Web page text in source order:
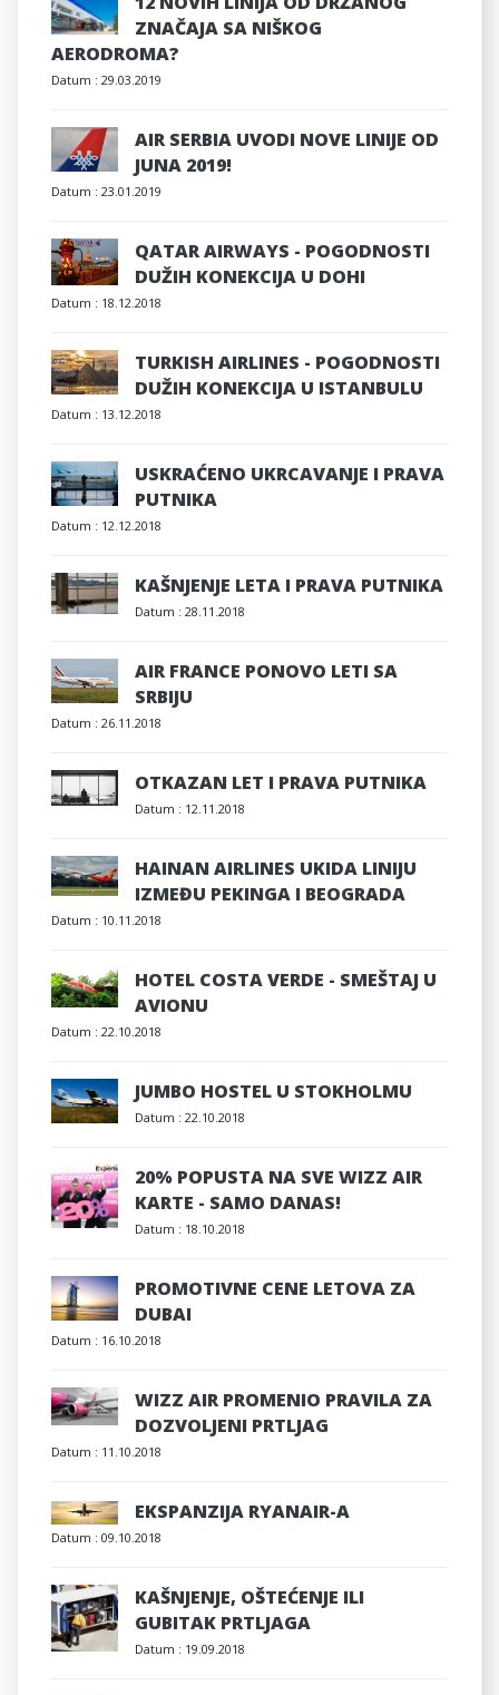
ZNAČAJA SA NIŠKOG
AERODROMA?
Datum : 29.03.2019
AIR SERBIA UVODI NOVE LINIJE OD
JUNA 2019!
Datum : 23.01.2019
QATAR AIRWAYS - POGODNOSTI
DUŽIH KONEKCIJA U DOHI
Datum : 18.12.2018
TURKISH AIRLINES - POGODNOSTI
DUŽIH KONEKCIJA U ISTANBULU
Datum : 13.12.2018
USKRAĆENO UKRCAVANJE I PRAVA
PUTNIKA
Datum : 12.12.2018
KAŠNJENJE LETA I PRAVA PUTNIKA
Datum : 28.11.2018
AIR FRANCE PONOVO LETI SA
SRBIJU
Datum : 26.11.2018
OTKAZAN LET I PRAVA PUTNIKA
Datum : 12.11.2018
HAINAN AIRLINES UKIDA LINIJU
IZMEĐU PEKINGA I BEOGRADA
Datum : 10.11.2018
HOTEL COSTA VERDE - SMEŠTAJ U
AVIONU
Datum : 22.10.2018
JUMBO HOSTEL U STOKHOLMU
Datum : 22.10.2018
20% POPUSTA NA SVE WIZZ AIR
KARTE - SAMO DANAS!
Datum : 18.10.2018
PROMOTIVNE CENE LETOVA ZA
DUBAI
Datum : 16.10.2018
WIZZ AIR PROMENIO PRAVILA ZA
DOZVOLJENI PRTLJAG
Datum : 11.10.2018
EKSPANZIJA RYANAIR-A
Datum : 09.10.2018
KAŠNJENJE, OŠTEĆENJE ILI
GUBITAK PRTLJAGA
Datum : 19.09.2018